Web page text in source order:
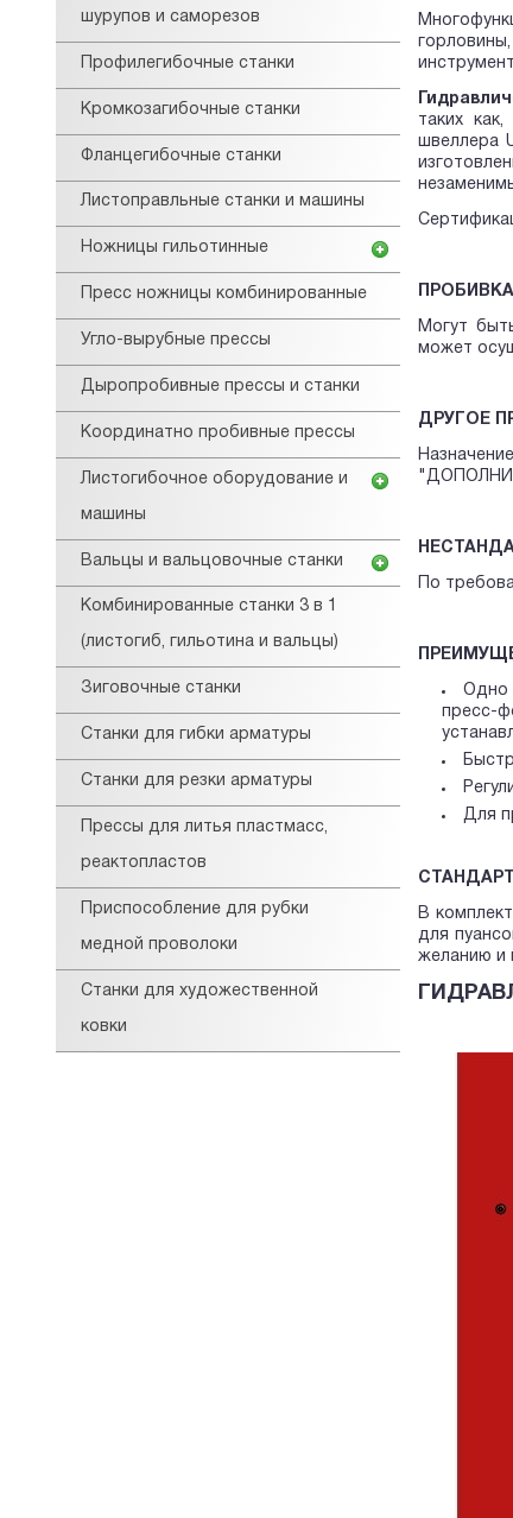
шурупов и саморезов
Профилегибочные станки
Кромкозагибочные станки
Фланцегибочные станки
Листоправльные станки и машины
Ножницы гильотинные
Пресс ножницы комбинированные
Угло-вырубные прессы
Дыропробивные прессы и станки
Координатно пробивные прессы
Листогибочное оборудование и
машины
Вальцы и вальцовочные станки
Комбинированные станки 3 в 1
(листогиб, гильотина и вальцы)
Зиговочные станки
Станки для гибки арматуры
Станки для резки арматуры
Прессы для литья пластмасс,
реактопластов
Приспособление для рубки
медной проволоки
Станки для художественной
ковки
таких
швеллера
Могут
может
ДРУГОЕ
По
Одно
пресс-
Для
В
для
желанию и